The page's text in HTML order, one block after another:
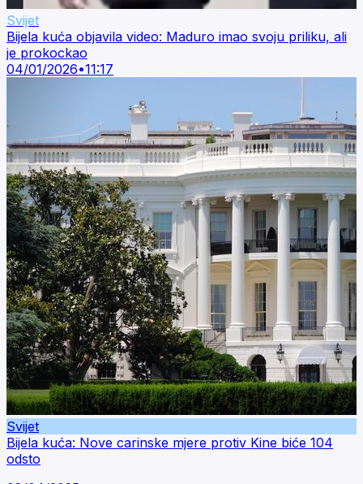
Svijet
Bijela kuća objavila video: Maduro imao svoju priliku, ali
je prokockao
04/01/2026•11:17
Svijet
Bijela kuća: Nove carinske mjere protiv Kine biće 104
odsto